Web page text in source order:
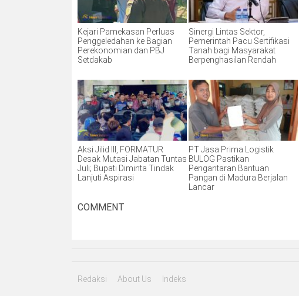
Kejari Pamekasan Perluas
Penggeledahan ke Bagian
Perekonomian dan PBJ
Setdakab
Sinergi Lintas Sektor,
Pemerintah Pacu Sertifikasi
Tanah bagi Masyarakat
Berpenghasilan Rendah
Aksi Jilid III, FORMATUR
Desak Mutasi Jabatan Tuntas
Juli; Bupati Diminta Tindak
Lanjuti Aspirasi
PT Jasa Prima Logistik
BULOG Pastikan
Pengantaran Bantuan
Pangan di Madura Berjalan
Lancar
COMMENT
Redaksi About Us Indeks